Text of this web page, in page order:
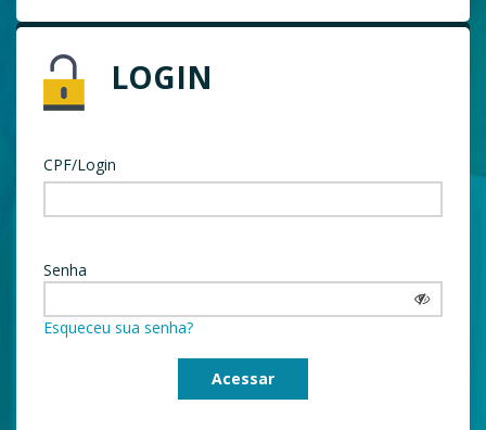
LOGIN
CPF/Login
Senha
Esqueceu sua senha?
Acessar